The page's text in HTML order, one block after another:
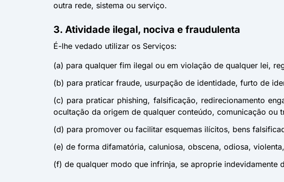
outra rede, sistema ou serviço.
3. Atividade ilegal, nociva e fraudulenta
É-lhe vedado utilizar os Serviços:
(a) para qualquer fim ilegal ou em violação de qualquer lei,
(b) para praticar fraude, usurpação de identidade, furto de
(c) para praticar phishing, falsificação, redirecionamento
ocultação da origem de qualquer conteúdo, comunicação ou
(d) para promover ou facilitar esquemas ilícitos, bens
(e) de forma difamatória, caluniosa, obscena, odiosa,
(f) de qualquer modo que infrinja, se aproprie indevidamente